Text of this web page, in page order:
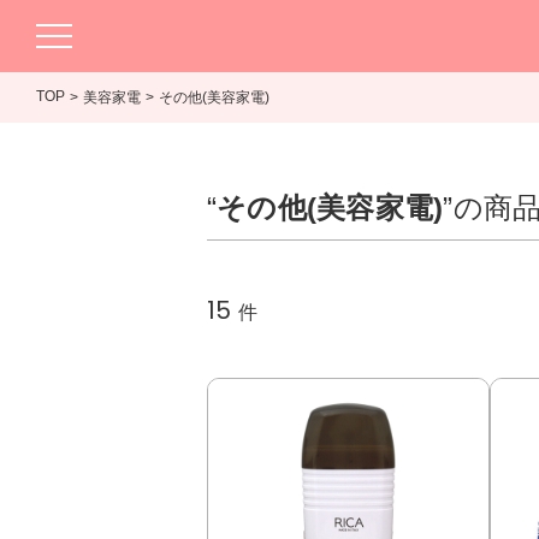
TOP 美容家電 その他(美容家電)
“その他(美容家電)”の商
15 件